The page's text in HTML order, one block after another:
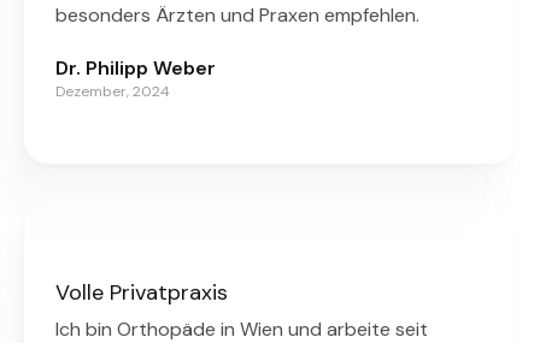
besonders Ärzten und Praxen empfehlen.
Dr. Philipp Weber
Dezember, 2024
Volle Privatpraxis
Ich bin Orthopäde in Wien und arbeite seit